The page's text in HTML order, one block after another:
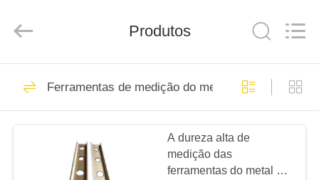
CASA
PRODUTOS
SOBRE
Trading
Rights
Placa de superfície
da precisão
Produtos
Ferramentas de medição do metal
A dureza alta de
medição das
ferramentas do metal de